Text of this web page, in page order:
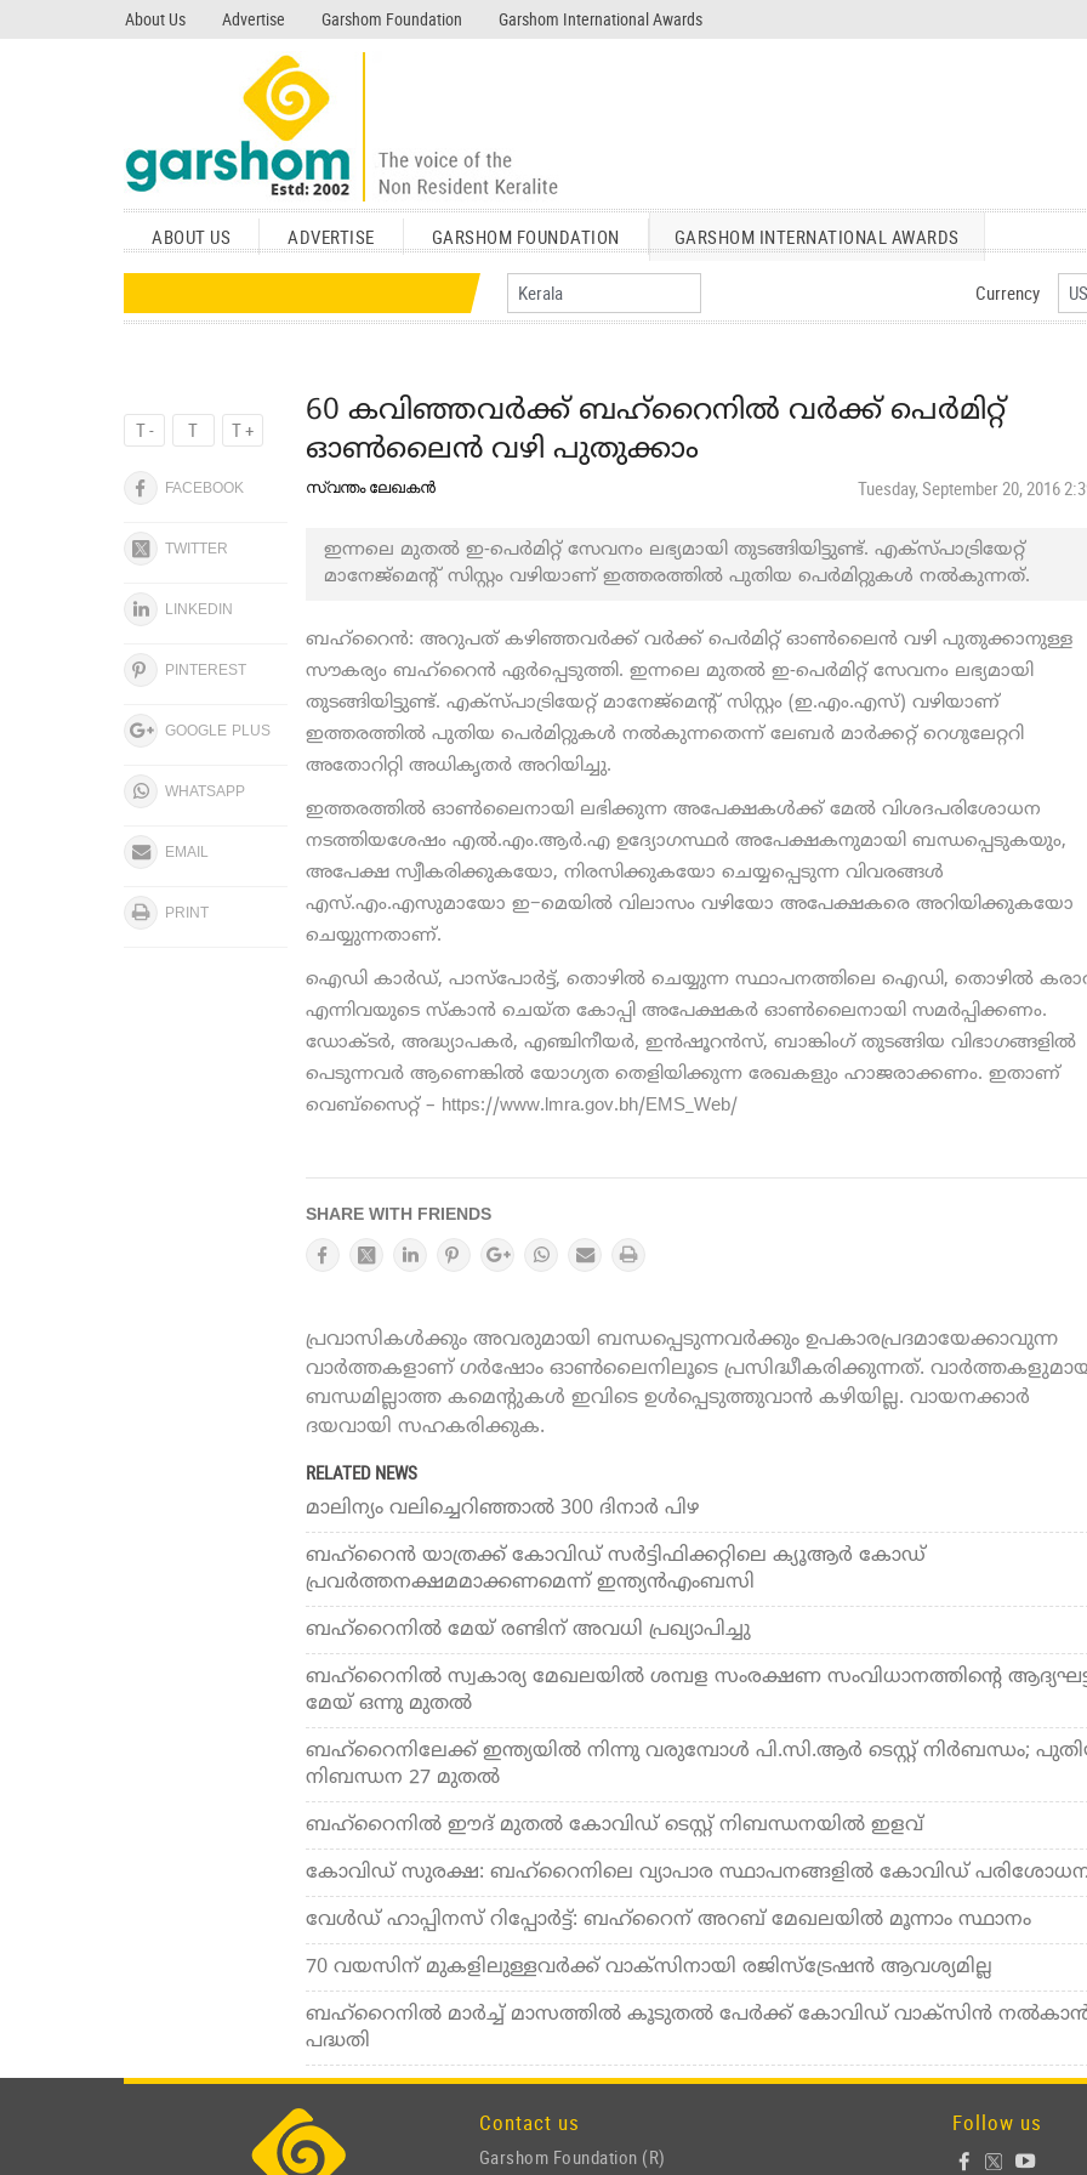
About Us Advertise Garshom Foundation Garshom International Awards
garshom.com
ABOUT US ADVERTISE GARSHOM FOUNDATION GARSHOM INTERNATIONAL AWARDS
Currency
T - T T +
FACEBOOK
TWITTER
LINKEDIN
PINTEREST
GOOGLE PLUS
WHATSAPP
EMAIL
PRINT
60 കവിഞ്ഞവർക്ക് ബഹ്റൈനിൽ വർക്ക് പെർമിറ്റ്
ഓൺലൈൻ വഴി പുതുക്കാം
സ്വന്തം ലേഖകൻ Tuesday, September 20, 2016
ഇന്നലെ മുതൽ ഇ-പെർമിറ്റ് സേവനം ലഭ്യമായി തുടങ്ങിയിട്ടുണ്ട്. എക്സ്പാട്രിയേറ്റ്
മാനേജ്മെന്റ് സിസ്റ്റം വഴിയാണ് ഇത്തരത്തിൽ പുതിയ പെർമിറ്റുകൾ നൽകുന്നത്.
ബഹ്റൈൻ: അറുപത് കഴിഞ്ഞവർക്ക് വർക്ക് പെർമിറ്റ് ഓൺലൈൻ വഴി പുതുക്കാനുള്ള
സൗകര്യം ബഹ്റൈൻ ഏർപ്പെടുത്തി. ഇന്നലെ മുതൽ ഇ-പെർമിറ്റ് സേവനം ലഭ്യമായി
തുടങ്ങിയിട്ടുണ്ട്. എക്സ്പാട്രിയേറ്റ് മാനേജ്മെന്റ് സിസ്റ്റം (ഇ.എം.എസ്) വഴിയാണ്
ഇത്തരത്തിൽ പുതിയ പെർമിറ്റുകൾ നൽകുന്നതെന്ന് ലേബർ മാർക്കറ്റ് റെഗുലേറ്ററി
അതോറിറ്റി അധികൃതർ അറിയിച്ചു.
ഇത്തരത്തിൽ ഓൺലൈനായി ലഭിക്കുന്ന അപേക്ഷകൾക്ക് മേൽ വിശദപരിശോധന
നടത്തിയശേഷം എൽ.എം.ആർ.എ ഉദ്യോഗസ്ഥർ അപേക്ഷകനുമായി ബന്ധപ്പെടുകയും,
അപേക്ഷ സ്വീകരിക്കുകയോ, നിരസിക്കുകയോ ചെയ്യപ്പെടുന്ന വിവരങ്ങൾ
എസ്.എം.എസുമായോ ഇ−മെയിൽ വിലാസം വഴിയോ അപേക്ഷകരെ അറിയിക്കുകയോ
ചെയ്യുന്നതാണ്.
ഐഡി കാർഡ്, പാസ്പോർട്ട്, തൊഴിൽ ചെയ്യുന്ന സ്ഥാപനത്തിലെ ഐഡി, തൊഴിൽ
എന്നിവയുടെ സ്കാൻ ചെയ്ത കോപ്പി അപേക്ഷകർ ഓൺലൈനായി സമർപ്പിക്കണം.
ഡോക്ടർ, അദ്ധ്യാപകർ, എഞ്ചിനീയർ, ഇൻഷൂറൻസ്, ബാങ്കിംഗ് തുടങ്ങിയ വിഭാഗങ്ങളിൽ
പെടുന്നവർ ആണെങ്കിൽ യോഗ്യത തെളിയിക്കുന്ന രേഖകളും ഹാജരാക്കണം. ഇതാണ്
വെബ്സൈറ്റ് – https://www.lmra.gov.bh/EMS_Web/
SHARE WITH FRIENDS
പ്രവാസികൾക്കും അവരുമായി ബന്ധപ്പെടുന്നവർക്കും ഉപകാരപ്രദമായേക്കാവുന്ന
വാർത്തകളാണ് ഗർഷോം ഓൺലൈനിലൂടെ പ്രസിദ്ധീകരിക്കുന്നത്.
ബന്ധമില്ലാത്ത കമെന്റുകൾ ഇവിടെ ഉൾപ്പെടുത്തുവാൻ കഴിയില്ല. വായനക്കാർ
ദയവായി സഹകരിക്കുക.
RELATED NEWS
മാലിന്യം വലിച്ചെറിഞ്ഞാല്‍ 300 ദിനാര്‍ പിഴ
ബഹ്‌റൈന്‍ യാത്രക്ക് കോവിഡ് സര്‍ട്ടിഫിക്കറ്റിലെ ക്യൂആര്‍ കോഡ്
പ്രവര്‍ത്തനക്ഷമമാക്കണമെന്ന് ഇന്ത്യന്‍എംബസി
ബഹ്‌റൈനില്‍ മേയ് രണ്ടിന് അവധി പ്രഖ്യാപിച്ചു
ബഹ്‌റൈനില്‍ സ്വകാര്യ മേഖലയില്‍ ശമ്പള സംരക്ഷണ സംവിധാനത്തിന്റെ
മേയ് ഒന്നു മുതല്‍
ബഹ്‌റൈനിലേക്ക് ഇന്ത്യയില്‍ നിന്നു വരുമ്പോള്‍ പി.സി.ആര്‍ ടെസ്റ്റ് നിര്‍ബന്ധം;
നിബന്ധന 27 മുതല്‍
ബഹ്‌റൈനില്‍ ഈദ് മുതല്‍ കോവിഡ് ടെസ്റ്റ് നിബന്ധനയില്‍ ഇളവ്
കോവിഡ് സുരക്ഷ: ബഹ്‌റൈനിലെ വ്യാപാര സ്ഥാപനങ്ങളില്‍ കോവിഡ്
വേള്‍ഡ് ഹാപ്പിനസ് റിപ്പോര്‍ട്ട്: ബഹ്‌റൈന് അറബ് മേഖലയില്‍ മൂന്നാം സ്ഥാനം
70 വയസിന് മുകളിലുള്ളവര്‍ക്ക് വാക്‌സിനായി രജിസ്‌ട്രേഷന്‍ ആവശ്യമില്ല
ബഹ്‌റൈനില്‍ മാര്‍ച്ച് മാസത്തില്‍ കൂടുതല്‍ പേര്‍ക്ക് കോവിഡ് വാക്‌സിന്‍
പദ്ധതി
Contact us
Garshom Foundation (R)
Follow us